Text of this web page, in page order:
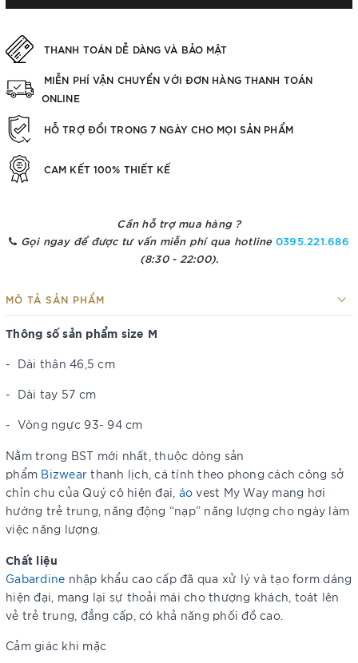
THANH TOÁN DỄ DÀNG VÀ BẢO MẬT
MIỄN PHÍ VẬN CHUYỂN VỚI ĐƠN HÀNG THANH TOÁN
ONLINE
HỖ TRỢ ĐỔI TRONG 7 NGÀY CHO MỌI SẢN PHẨM
CAM KẾT 100% THIẾT KẾ
Cần hỗ trợ mua hàng ?
Gọi ngay để được tư vấn miễn phí qua hotline 0395.221.686
(8:30 - 22:00).
MÔ TẢ SẢN PHẨM
Thông số sản phẩm size M
- Dài thân 46,5 cm
- Dài tay 57 cm
- Vòng ngực 93- 94 cm
Nằm trong BST mới nhất, thuộc dòng sản
phẩm Bizwear thanh lịch, cá tính theo phong cách công sở
chỉn chu của Quý cô hiện đại, áo vest My Way mang hơi
hướng trẻ trung, năng động “nạp” năng lượng cho ngày làm
việc năng lượng.
Chất liệu
Gabardine nhập khẩu cao cấp đã qua xử lý và tạo form dáng
hiện đại, mang lại sự thoải mái cho thượng khách, toát lên
vẻ trẻ trung, đẳng cấp, có khả năng phối đồ cao.
Cảm giác khi mặc